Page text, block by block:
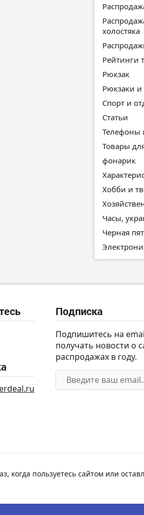
холостяка
Рейтинги
Рюкзак
Рюкзаки и
Спорт и
Статьи
Телефоны
Товары
фонарик
Хобби и
Часы,
Черная
Подписка
Подпишитесь на
получать новости о
распродажах в году.
когда пользуетесь сайтом или